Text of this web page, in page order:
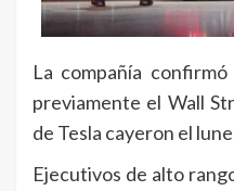
La compañía
previamente el Wall
de Tesla cayeron el
Ejecutivos de alto